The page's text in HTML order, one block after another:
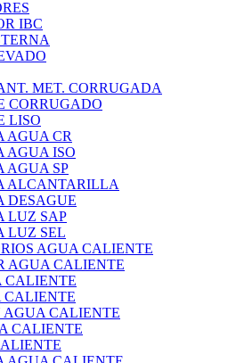
IBC
MET. CORRUGADA
CORRUGADO
LISO
AGUA CR
AGUA ISO
AGUA SP
ALCANTARILLA
DESAGUE
LUZ SAP
LUZ SEL
AGUA CALIENTE
AGUA CALIENTE
CALIENTE
CALIENTE
AGUA CALIENTE
CALIENTE